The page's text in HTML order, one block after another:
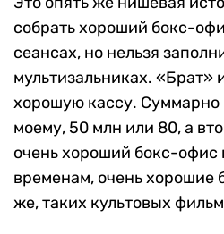
собрать хороший бокс-
сеансах, но нельзя
мультизальниках. «Брат»
хорошую кассу. Суммарно
моему, 50 млн или 80, а
очень хороший бокс-офис
временам, очень хорошие
же, таких культовых